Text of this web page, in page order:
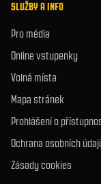
SLUŽBY A INFO
Pro média
Online vstupenky
Volná místa
Mapa stránek
Prohlášení o
Ochrana osobních
Zásady cookies